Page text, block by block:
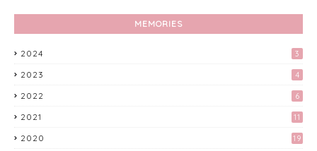
Apa Aku Buat Dengan Voucher RM300
MEMORIES
2024 3
2023 4
2022 6
2021 11
2020 19